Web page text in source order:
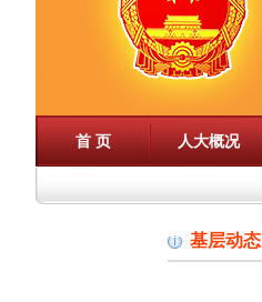
首 页 人大概况
基层动态